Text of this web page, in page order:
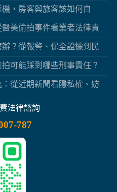
，房客與旅客該如何自
美偷拍事件看業者法律責
？從報警、保全證據到民
可能踩到哪些刑事責任？
從近期新聞看隱私權、妨
法律諮詢
787